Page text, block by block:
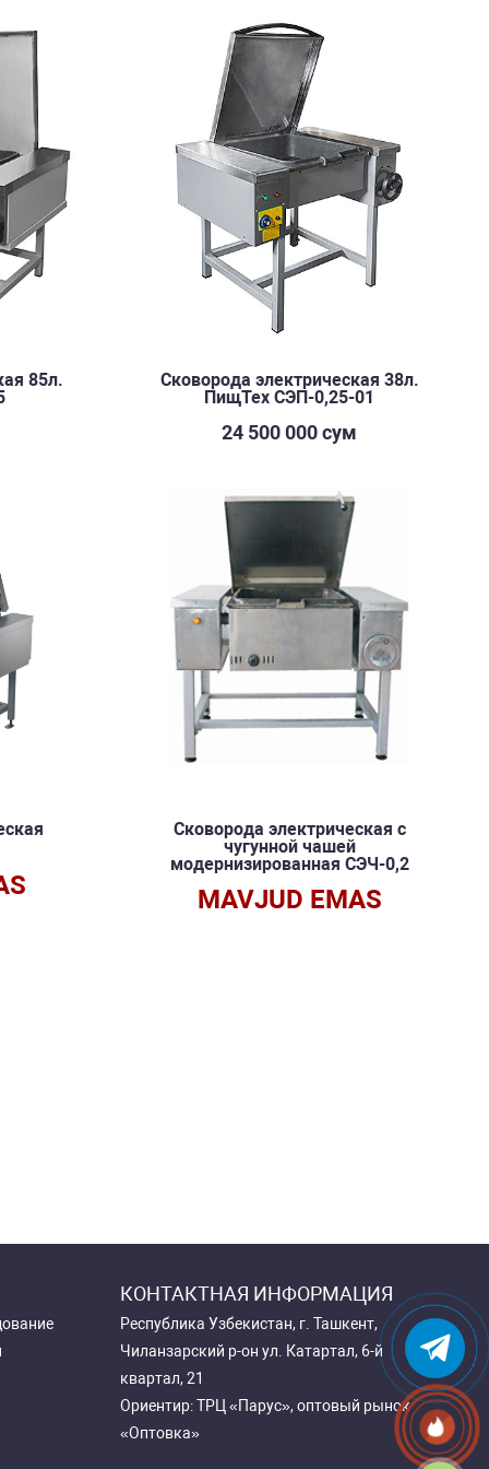
85л.
Сковорода электрическая 38л.
ПищТех СЭП-0,25-01
24 500 000 сум
Сковорода электрическая с
чугунной чашей
модернизированная СЭЧ-0,2
MAVJUD EMAS
КОНТАКТНАЯ ИНФОРМАЦИЯ
Республика Узбекистан, г. Ташкент,
Чиланзарский р-он ул. Катартал, 6-й
квартал, 21
Ориентир: ТРЦ «Парус», оптовый рынок
«Оптовка»